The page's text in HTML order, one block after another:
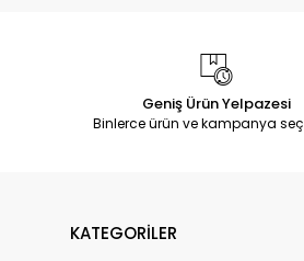
Geniş Ürün Yelpazesi
Binlerce ürün ve kampanya
KATEGORİLER